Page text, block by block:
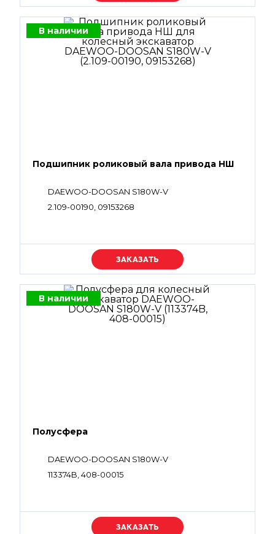
В наличии
Подшипник роликовый вала привода НШ
DAEWOO-DOOSAN S180W-V
2.109-00190, 09153268
Уточняйте цену
В наличии
Полусфера
DAEWOO-DOOSAN S180W-V
113374B, 408-00015
Уточняйте цену